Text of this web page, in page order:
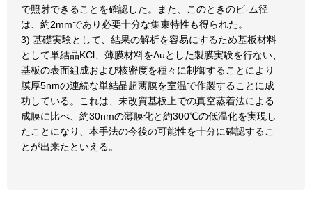
で照射できることを確認した。また、このときのビ-ム径
は、約2mmであり必要十分な集束特性も得られた。
3) 基礎実験として、結果の解析を容易にするため基板材料
として単結晶KCl、薄膜材料をAuとした製膜実験を行ない、
基板の表面組成および核密度を種々に制御することにより
膜厚5nmの連続な単結晶超薄膜を室温で作製することに成
功している。これは、未改質基板上での真空蒸着法による
成膜に比べ、約30nmの薄膜化と約300℃の低温化を実現し
たことになり、本手法の今後の可能性を十分に確認するこ
とが出来たといえる。